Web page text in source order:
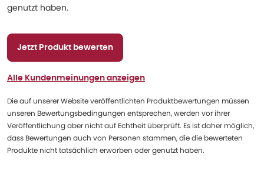
genutzt haben.
Jetzt Produkt bewerten
Alle Kundenmeinungen anzeigen
Die auf unserer Website veröffentlichten Produktbewertungen müssen
unseren Bewertungsbedingungen entsprechen, werden vor ihrer
Veröffentlichung aber nicht auf Echtheit überprüft. Es ist daher möglich,
dass Bewertungen auch von Personen stammen, die die bewerteten
Produkte nicht tatsächlich erworben oder genutzt haben.